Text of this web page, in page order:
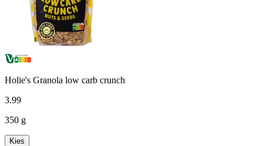
Holie's Granola low carb crunch
3.99
350 g
Kies